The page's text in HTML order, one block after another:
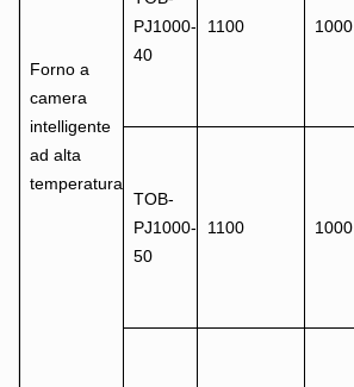
Forno a
camera
intelligente
ad alta
temperatura
PJ1000-
40
1100 1000
TOB-
PJ1000-
50
1100 1000